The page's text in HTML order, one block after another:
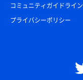
コミュニティガイドライン
プライバシーポリシー